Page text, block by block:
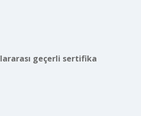
geçerli sertifika